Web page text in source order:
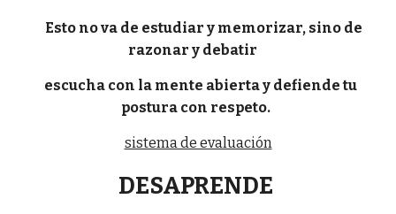
Esto no va de estudiar y memorizar, sino de
razonar y debatir
escucha con la mente abierta y defiende tu
postura con respeto.
sistema de evaluación
DESAPRENDE